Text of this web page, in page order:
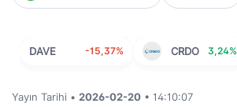
DAVE -15,37% CRDO 3,24%
Yayın Tarihi • 2026-02-20 • 14:10:07